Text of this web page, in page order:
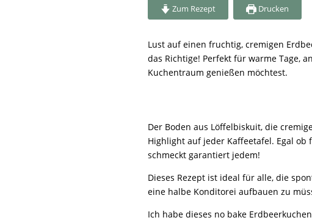
Zum Rezept Drucken
Lust auf einen fruchtig, cremigen
das Richtige! Perfekt für warme Tage,
Kuchentraum genießen möchtest.
Der Boden aus Löffelbiskuit, die
Highlight auf jeder Kaffeetafel. Egal
schmeckt garantiert jedem!
Dieses Rezept ist ideal für alle, die
eine halbe Konditorei aufbauen zu
Ich habe dieses no bake